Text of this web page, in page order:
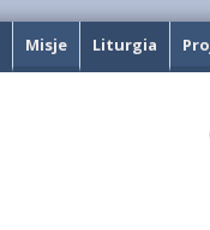
Misje Liturgia